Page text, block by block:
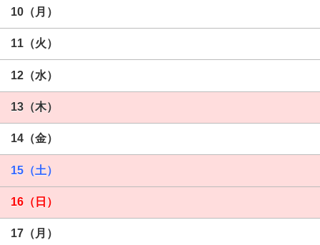
10（月）
11（火）
12（水）
13（木）
14（金）
15（土）
16（日）
17（月）